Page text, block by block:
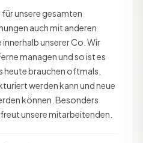
unsere gesamten
auch mit anderen
unserer Co. Wir
managen und so ist es
heute brauchen oftmals,
werden kann und neue
können. Besonders
unsere mitarbeitenden.